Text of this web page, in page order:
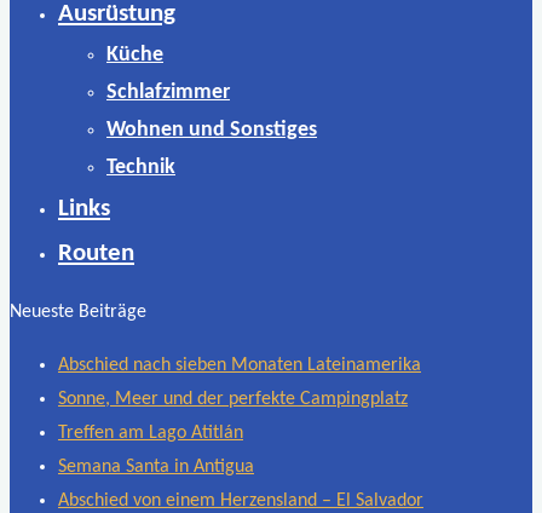
Ausrüstung
Küche
Schlafzimmer
Wohnen und Sonstiges
Technik
Links
Routen
Neueste Beiträge
Abschied nach sieben Monaten Lateinamerika
Sonne, Meer und der perfekte Campingplatz
Treffen am Lago Atitlán
Semana Santa in Antigua
Abschied von einem Herzensland – El Salvador